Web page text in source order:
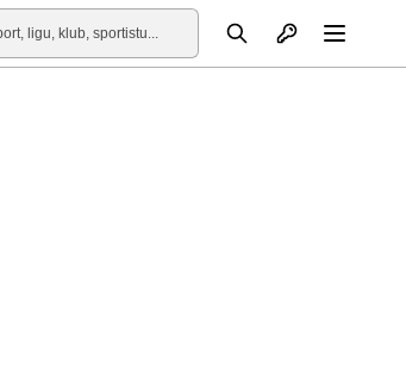
Otvori profil